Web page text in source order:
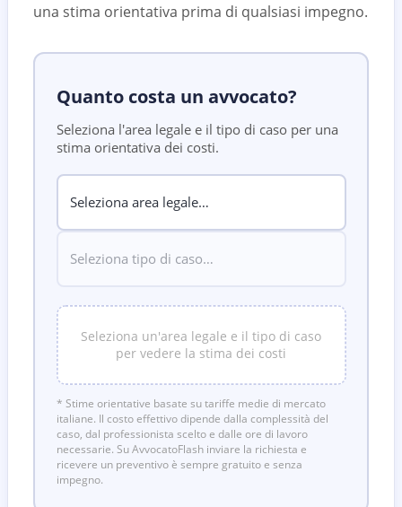
una stima orientativa prima di qualsiasi impegno.
Quanto costa un avvocato?
Seleziona l'area legale e il tipo di caso per una
stima orientativa dei costi.
Seleziona un'area legale e il tipo di caso
per vedere la stima dei costi
* Stime orientative basate su tariffe medie di mercato
italiane. Il costo effettivo dipende dalla complessità del
caso, dal professionista scelto e dalle ore di lavoro
necessarie. Su AvvocatoFlash inviare la richiesta e
ricevere un preventivo è sempre gratuito e senza
impegno.